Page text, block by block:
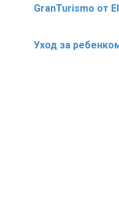
GranTurismo от
Уход за